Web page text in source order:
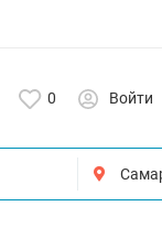
0 Войти